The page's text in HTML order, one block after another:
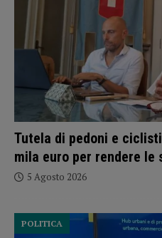
Tutela di pedoni e
mila euro per rendere le
5 Agosto 2026
POLITICA